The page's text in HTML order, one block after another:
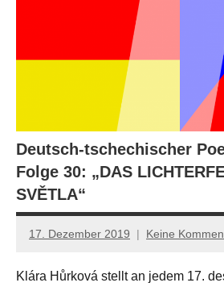
Deutsch-tschechischer
Folge 30: „DAS
SVĚTLA“
17. Dezember 2019
Anton
Leitner
Keine
Klára Hůrková stellt an jedem 17.